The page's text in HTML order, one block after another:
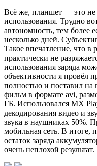
Всё же, планшет — это не
использования. Трудно
автономность, тем более
несколько дней.
Такое впечатление, что
практически не
использования заряда
объективности я провёл
полностью и поставил на
фильм в формате avi,
ГБ. Использовался MX
декодирования видео и
звука в наушниках 50%.
мобильная сеть. В итоге,
остаток заряда
очень неплохой результат.